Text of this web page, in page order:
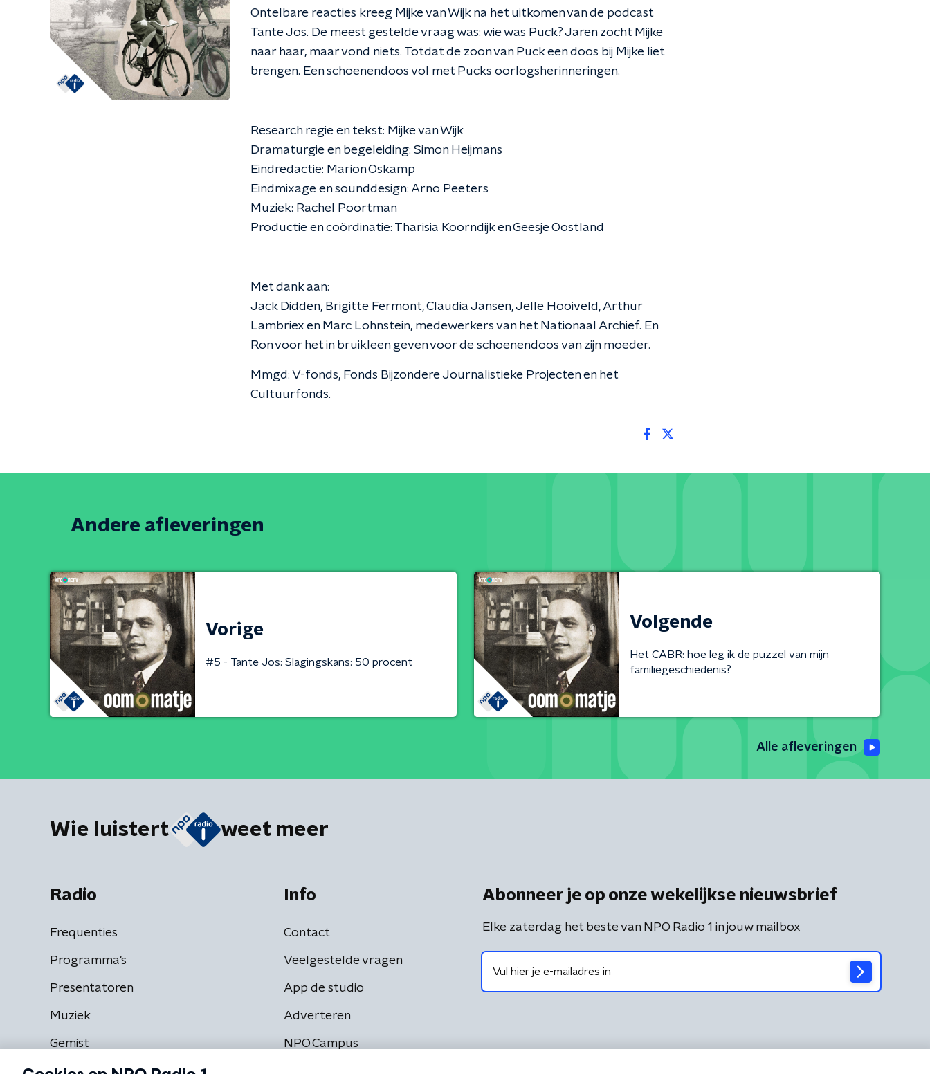
Ontelbare reacties kreeg Mijke van Wijk na het uitkomen van de podcast
Tante Jos. De meest gestelde vraag was: wie was Puck? Jaren zocht Mijke
naar haar, maar vond niets. Totdat de zoon van Puck een doos bij Mijke liet
brengen. Een schoenendoos vol met Pucks oorlogsherinneringen.
Research regie en tekst: Mijke van Wijk
Dramaturgie en begeleiding: Simon Heijmans
Eindredactie: Marion Oskamp
Eindmixage en sounddesign: Arno Peeters
Muziek: Rachel Poortman
Productie en coördinatie: Tharisia Koorndijk en Geesje Oostland
Met dank aan:
Jack Didden, Brigitte Fermont, Claudia Jansen, Jelle Hooiveld, Arthur
Lambriex en Marc Lohnstein, medewerkers van het Nationaal Archief. En
Ron voor het in bruikleen geven voor de schoenendoos van zijn moeder.
Mmgd: V-fonds, Fonds Bijzondere Journalistieke Projecten en het
Cultuurfonds.
Andere afleveringen
Vorige
#5 - Tante Jos: Slagingskans: 50 procent
Volgende
Het CABR: hoe leg ik de puzzel van mijn
familiegeschiedenis?
Alle afleveringen
Wie luistert weet meer
Radio
Frequenties
Programma's
Presentatoren
Muziek
Gemist
Info
Contact
Veelgestelde vragen
App de studio
Adverteren
NPO Campus
Abonneer je op onze wekelijkse nieuwsbrief
Elke zaterdag het beste van NPO Radio 1 in jouw mailbox